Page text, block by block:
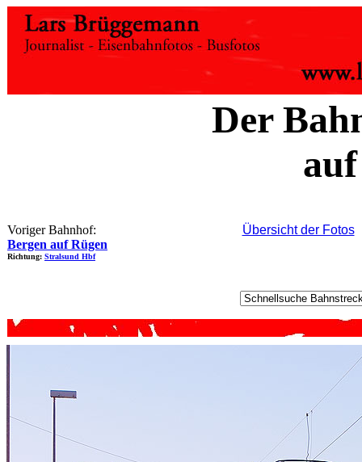
Der
Voriger Bahnhof:
Bergen auf Rügen
Richtung: Stralsund Hbf
Übersicht der Fotos